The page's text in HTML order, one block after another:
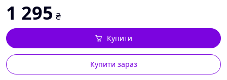
1 295 ₴
Купити зараз
Купити